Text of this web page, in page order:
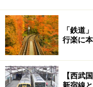
「鉄道
行楽に
【西武